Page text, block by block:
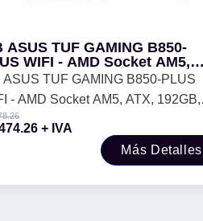
ASUS TUF GAMING B850-
WIFI - AMD Socket AM5,
192GB, DDR5, HDMI/DP
ASUS TUF GAMING B850-PLUS
- AMD Socket AM5, ATX, 192GB,
HDMI/DP
+ IVA
Más Detalles